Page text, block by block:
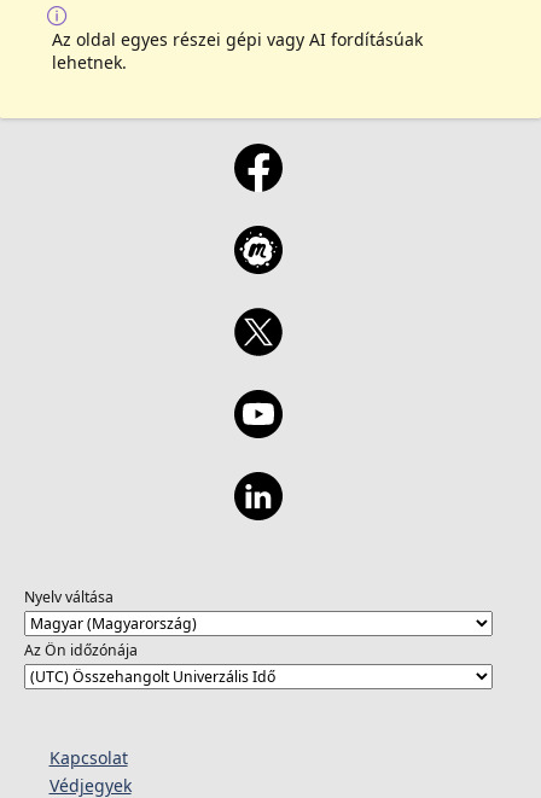
Az oldal egyes részei gépi vagy AI fordításúak
lehetnek.
Nyelv váltása
Az Ön időzónája
Kapcsolat
Védjegyek